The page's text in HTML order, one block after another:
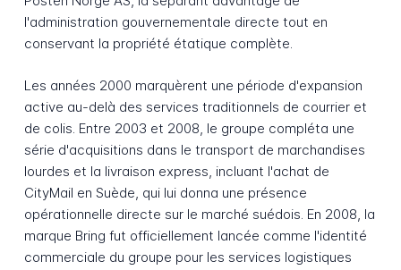
l'administration gouvernementale directe tout en
conservant la propriété étatique complète.
Les années 2000 marquèrent une période d'expansion
active au-delà des services traditionnels de courrier et
de colis. Entre 2003 et 2008, le groupe compléta une
série d'acquisitions dans le transport de marchandises
lourdes et la livraison express, incluant l'achat de
CityMail en Suède, qui lui donna une présence
opérationnelle directe sur le marché suédois. En 2008, la
marque Bring fut officiellement lancée comme l'identité
commerciale du groupe pour les services logistiques